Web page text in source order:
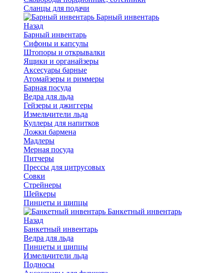
Сланцы для подачи
Барный инвентарь
Назад
Барный инвентарь
Сифоны и капсулы
Штопоры и открывалки
Ящики и органайзеры
Аксесуары барные
Атомайзеры и риммеры
Барная посуда
Ведра для льда
Гейзеры и джиггеры
Измельчители льда
Куллеры для напитков
Ложки бармена
Мадлеры
Мерная посуда
Питчеры
Прессы для цитрусовых
Совки
Стрейнеры
Шейкеры
Пинцеты и щипцы
Банкетный инвентарь
Назад
Банкетный инвентарь
Ведра для льда
Пинцеты и щипцы
Измельчители льда
Подносы